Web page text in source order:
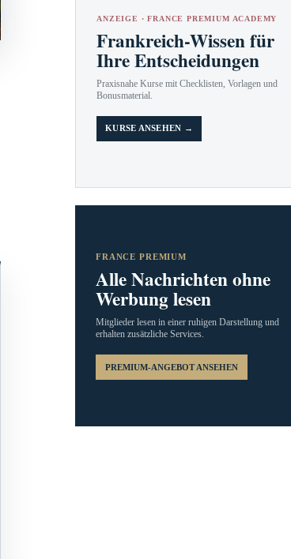
ANZEIGE · FRANCE PREMIUM ACADEMY
Frankreich-Wissen für
Ihre Entscheidungen
Praxisnahe Kurse mit Checklisten, Vorlagen und
Bonusmaterial.
KURSE ANSEHEN →
FRANCE PREMIUM
Alle Nachrichten ohne
Werbung lesen
Mitglieder lesen in einer ruhigen Darstellung und
erhalten zusätzliche Services.
PREMIUM-ANGEBOT ANSEHEN